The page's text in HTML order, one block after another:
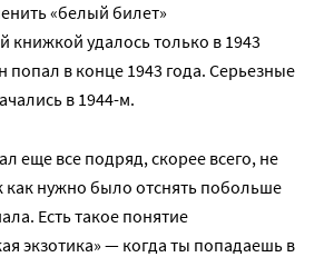
«белый билет»
книжкой удалось только в 1943
попал в конце 1943 года. Серьезные
в 1944-м.
еще все подряд, скорее всего, не
как нужно было отснять побольше
Есть такое понятие
экзотика» — когда ты попадаешь в